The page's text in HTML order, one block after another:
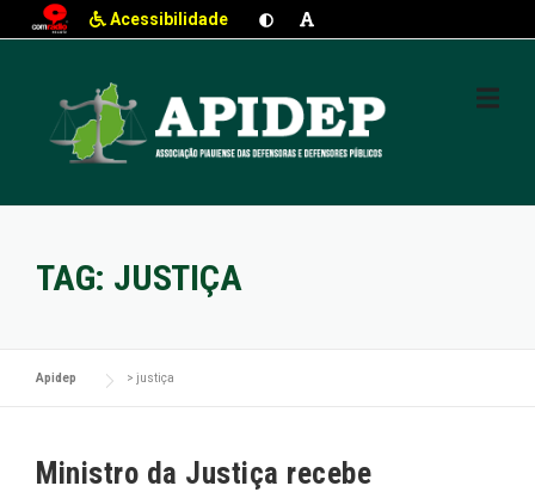
Acessibilidade
TAG: JUSTIÇA
Apidep > justiça
Ministro da Justiça recebe